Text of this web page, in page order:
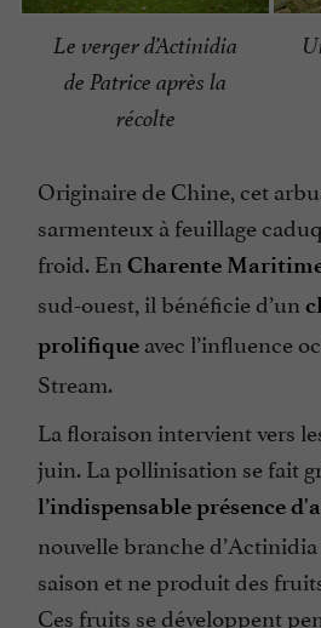
Le verger d’Actinidia
de Patrice après la
récolte
Originaire de Chine, cet
sarmenteux à feuillage
froid. En Charente
sud-ouest, il bénéficie d’un
prolifique avec l’influence
Stream.
La floraison intervient vers
juin. La pollinisation se fait
l’indispensable présence
nouvelle branche
saison et ne produit des
Ces fruits se développent